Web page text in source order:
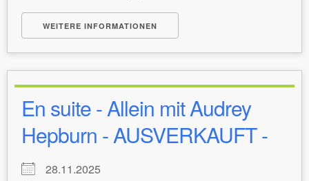
WEITERE INFORMATIONEN
En suite - Allein mit Audrey
Hepburn - AUSVERKAUFT -
28.11.2025